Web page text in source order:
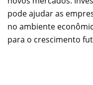
pode ajudar as
no ambiente
para o crescimento